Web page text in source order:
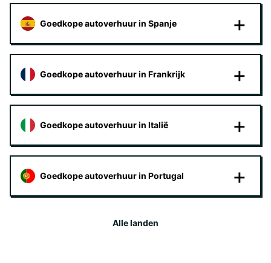
Goedkope autoverhuur in Spanje
Goedkope autoverhuur in Frankrijk
Goedkope autoverhuur in Italië
Goedkope autoverhuur in Portugal
Alle landen